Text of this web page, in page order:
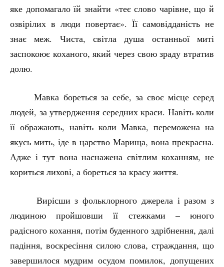
яке допомагало їй знайти «теє слово чарівне, що й
озвірілих в люди повертає». Її самовідданість не
знає меж. Чиста, світла душа останньої миті
заспокоює коханого, який через свою зраду втратив
долю.
Мавка бореться за себе, за своє місце серед
людей, за утвердження середних краси. Навіть коли
її ображають, навіть коли Мавка, переможена на
якусь мить, іде в царство Марища, вона прекрасна.
Адже і тут вона наснажена світлим коханням, не
кориться лихові, а бореться за красу життя.
Вирісши з фольклорного джерела і разом з
людиною пройшовши її стежками – юного
радісного кохання, потім буденного здрібнення, далі
падіння, воскресіння силою слова, страждання, що
завершилося мудрим осудом помилок, допущених